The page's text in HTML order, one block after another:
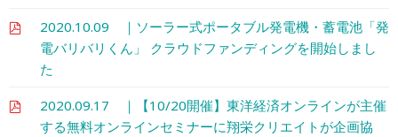
2020.10.09 ｜ソーラー式ポータブル発電機・蓄電池「発
電バリバリくん」 クラウドファンディングを開始しまし
た
2020.09.17 ｜【10/20開催】東洋経済オンラインが主催
する無料オンラインセミナーに翔栄クリエイトが企画協